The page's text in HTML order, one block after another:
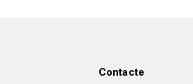
Contacte